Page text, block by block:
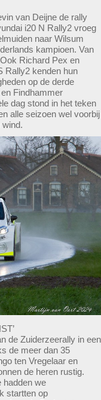
van Deijne de rally
i20 N Rally2 vroeg
naar Wilsum
kampioen. Van
Richard Pex en
Rally2 kenden hun
op de derde
Findhammer
dag stond in het teken
alle seizoen wel voorbij
wind.
de Zuiderzeerally in een
de meer dan 35
ten Vregelaar en
de heren rustig.
hadden we
startten op